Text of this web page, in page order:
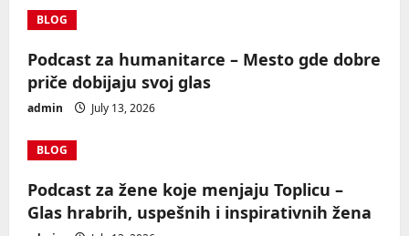
BLOG
Podcast za humanitarce – Mesto gde dobre
priče dobijaju svoj glas
admin July 13, 2026
BLOG
Podcast za žene koje menjaju Toplicu –
Glas hrabrih, uspešnih i inspirativnih žena